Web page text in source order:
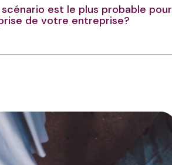
scénario est le plus probable pour
de votre entreprise?